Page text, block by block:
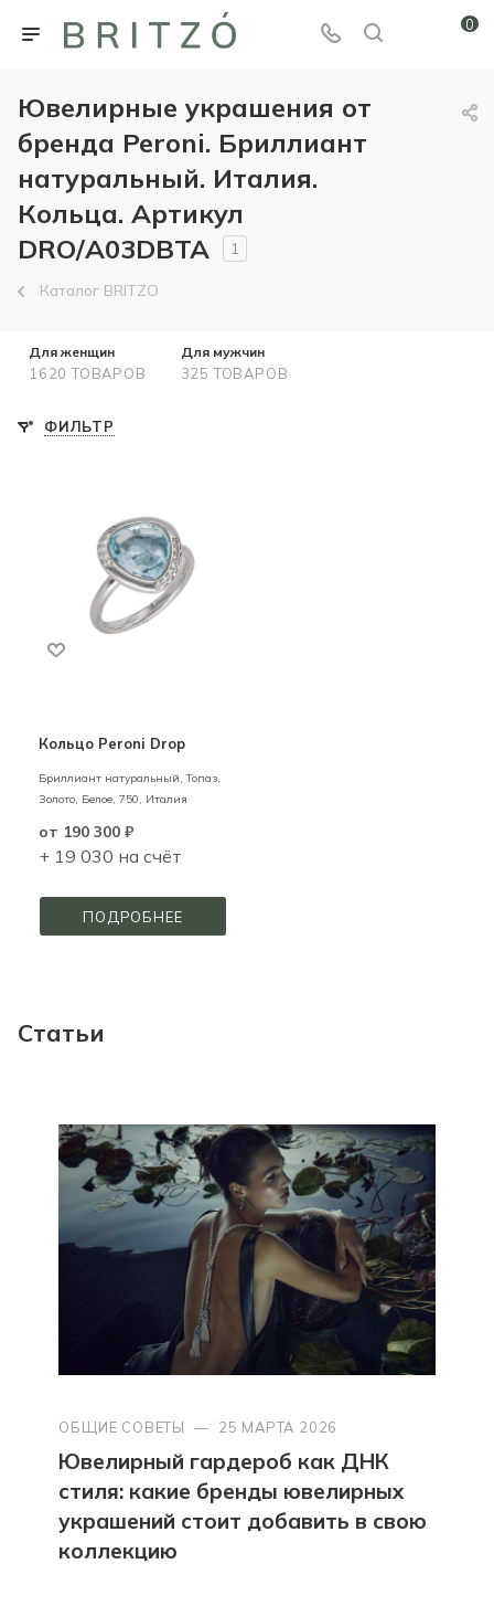
0
Ювелирные украшения от
бренда Peroni. Бриллиант
натуральный. Италия.
Кольца. Артикул
DRO/A03DBTA
1
Каталог BRITZO
Для женщин
1620 ТОВАРОВ
Для мужчин
325 ТОВАРОВ
ФИЛЬТР
Кольцо Peroni Drop
Бриллиант натуральный, Топаз,
Золото, Белое, 750, Италия
от 190 300 ₽
+ 19 030 на счёт
ПОДРОБНЕЕ
Статьи
ОБЩИЕ СОВЕТЫ — 25 МАРТА 2026
Ювелирный гардероб как ДНК
стиля: какие бренды ювелирных
украшений стоит добавить в свою
коллекцию